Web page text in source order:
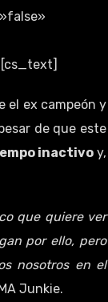
el ex campeón y
de que este
inactivoy,
que quiere ver
por ello, pero
nosotros en el
Junkie.